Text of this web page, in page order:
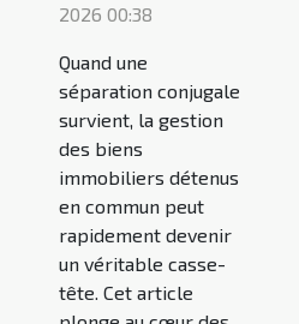
2026 00:38
Quand une
séparation conjugale
survient, la gestion
des biens
immobiliers détenus
en commun peut
rapidement devenir
un véritable casse-
tête. Cet article